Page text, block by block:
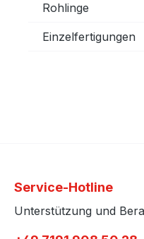
Rohlinge
Einzelfertigungen
Service-Hotline
Unterstützung und